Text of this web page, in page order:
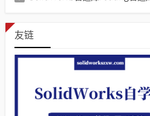
友链